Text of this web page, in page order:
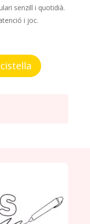
senzill i quotidià.
i joc.